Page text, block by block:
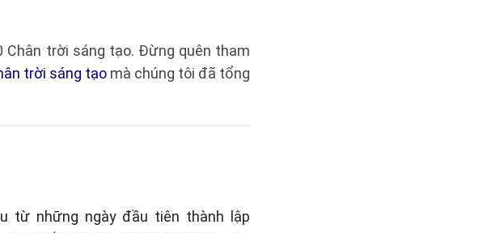
Chân trời sáng tạo. Đừng quên tham
trời sáng tạomà chúng tôi đã tổng
từ những ngày đầu tiên thành lập